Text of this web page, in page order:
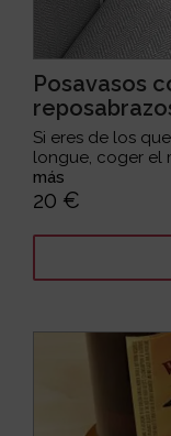
Posavasos
Si eres de los
longue, coger el
más
20 €